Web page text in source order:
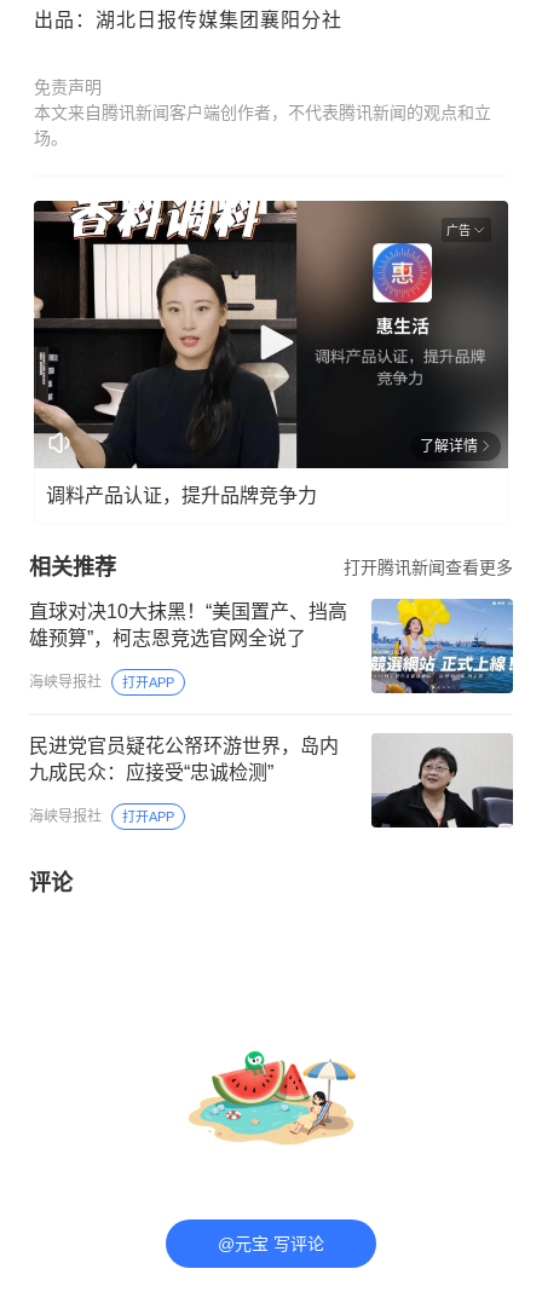
出品： 湖北日报传媒集团襄阳分社
免责声明
本文来自腾讯新闻客户端创作者，不代表腾讯新闻的观点和立
场。
广告
了解详情
调料产品认证，提升品牌竞争力
相关推荐 打开腾讯新闻查看更多
直球对决10大抹黑！“美国置产、挡高
雄预算”，柯志恩竞选官网全说了
海峡导报社 打开APP
民进党官员疑花公帑环游世界，岛内
九成民众：应接受“忠诚检测”
海峡导报社 打开APP
评论
@元宝 写评论